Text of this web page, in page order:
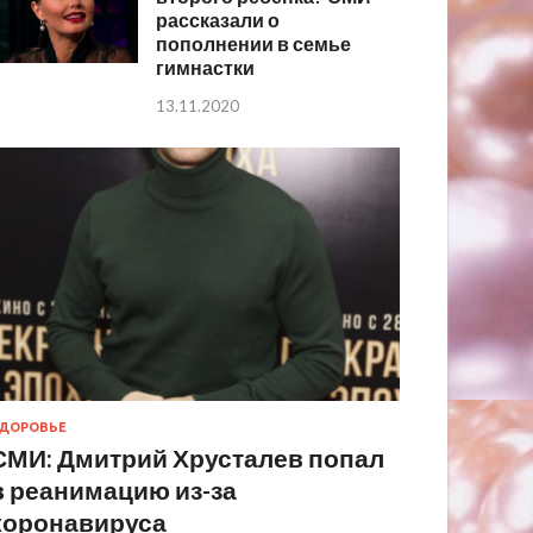
рассказали о
пополнении в семье
гимнастки
13.11.2020
Дмитрий Хрусталев попал
реанимацию из-за